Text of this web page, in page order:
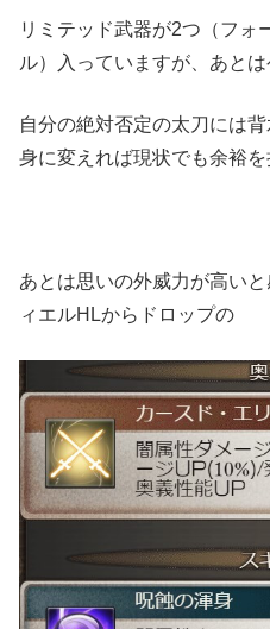
リミテッド武器が2つ（フォ
ル）入っていますが、あと
自分の絶対否定の太刀には
身に変えれば現状でも余裕を
あとは思いの外威力が高い
ィエルHLからドロップの